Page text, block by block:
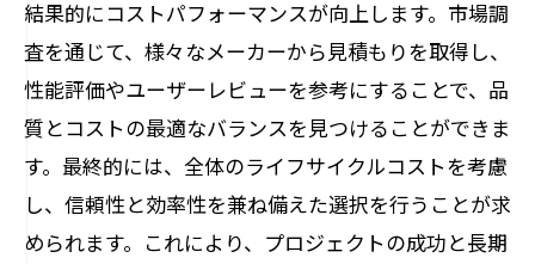
結果的にコストパフォーマンスが向上します。市場調
査を通じて、様々なメーカーから見積もりを取得し、
性能評価やユーザーレビューを参考にすることで、品
質とコストの最適なバランスを見つけることができま
す。最終的には、全体のライフサイクルコストを考慮
し、信頼性と効率性を兼ね備えた選択を行うことが求
められます。これにより、プロジェクトの成功と長期